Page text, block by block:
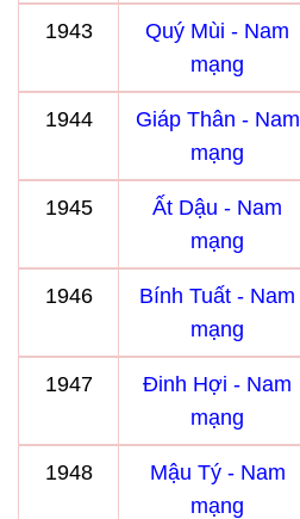
1943
Quý Mùi - Nam
mạng
1944
Giáp Thân - Nam
mạng
1945
Ất Dậu - Nam
mạng
1946
Bính Tuất - Nam
mạng
1947
Đinh Hợi - Nam
mạng
1948
Mậu Tý - Nam
mạng